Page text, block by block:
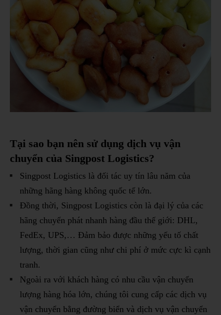
Tại sao bạn nên sử dụng dịch vụ vận
chuyển của Singpost Logistics?
Singpost Logistics là đối tác uy tín lâu năm của
những hãng hàng không quốc tế lớn.
Đồng thời, Singpost Logistics còn là đại lý của các
hãng chuyển phát nhanh hàng đầu thế giới: DHL,
FedEx, UPS,… Đảm bảo được những yếu tố chất
lượng, thời gian cũng như chi phí ở mức cực kì cạnh
tranh.
Ngoài ra với khách hàng có nhu cầu vận chuyển
lượng hàng hóa lớn, chúng tôi cung cấp các dịch vụ
vận chuyển bằng đường biển và dịch vụ vận chuyển